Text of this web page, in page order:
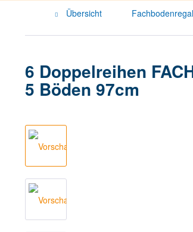
Übersicht
6 Doppelreihen
5 Böden 97cm